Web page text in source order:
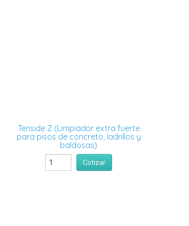
Tenside Z (Limpiador extra fuerte
para pisos de concreto, ladrillos y
baldosas)
Cotizar